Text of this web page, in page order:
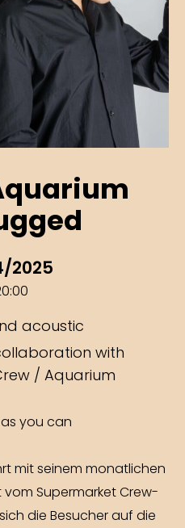
2025
acoustic
with
/ Aquarium
you can
mit seinem monatlichen
Supermarket Crew-
die Besucher auf die